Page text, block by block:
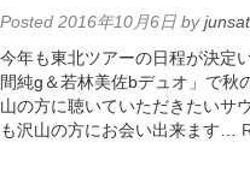
Posted 2016年10月6日 by
今年も東北ツアーの日程が決定
間純g＆若林美佐bデュオ」で秋
山の方に聴いていただきたいサ
も沢山の方にお会い出来ます…